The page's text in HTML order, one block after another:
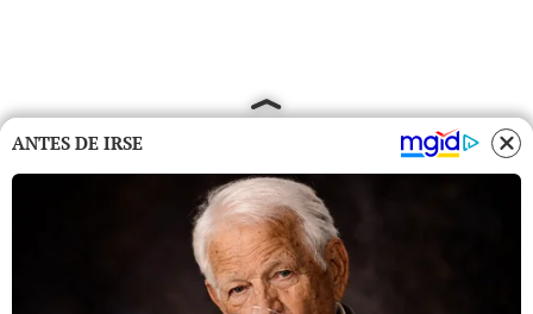
ANTES DE IRSE